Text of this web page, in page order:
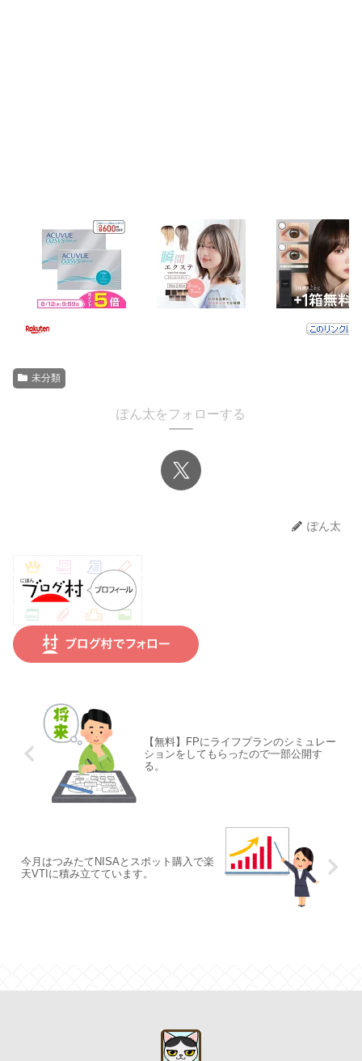
未分類
ぽん太をフォローする
ぽん太
【無料】FPにライフプランのシミュレー
ションをしてもらったので一部公開す
る。
今月はつみたてNISAとスポット購入で楽
天VTIに積み立てています。